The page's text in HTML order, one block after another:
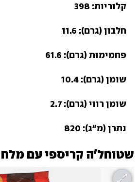
קלוריות: 398
חלבון (גרם): 11.6
פחמימות (גרם): 61.6
שומן (גרם): 10.4
שומן רווי (גרם): 2.7
נתרן (מ"ג): 820
שטוחל'ה קריספי עם מלח